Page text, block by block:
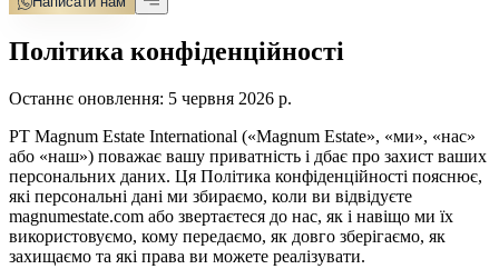
Політика конфіденційності
Останнє оновлення: 5 червня 2026 р.
PT Magnum Estate International («Magnum Estate», «ми», «нас»
або «наш») поважає вашу приватність і дбає про захист ваших
персональних даних. Ця Політика конфіденційності пояснює,
які персональні дані ми збираємо, коли ви відвідуєте
magnumestate.com або звертаєтеся до нас, як і навіщо ми їх
використовуємо, кому передаємо, як довго зберігаємо, як
захищаємо та які права ви можете реалізувати.